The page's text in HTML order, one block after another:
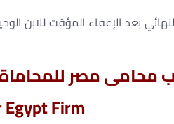
بعد الإعفاء المؤقت للابن
محامى مصر للمحاماة
Firm